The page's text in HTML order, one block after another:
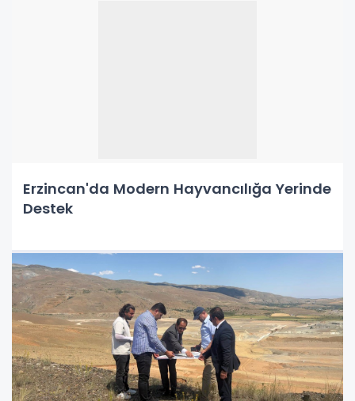
Erzincan'da Modern Hayvancılığa Yerinde
Destek